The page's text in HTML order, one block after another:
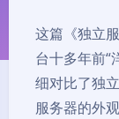
这篇《独立
台十多年前“
细对比了独
服务器的外